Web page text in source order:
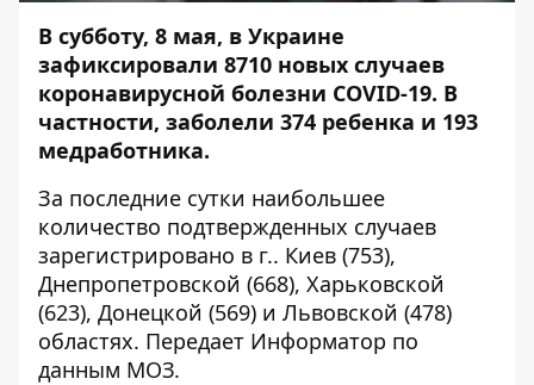
В субботу, 8 мая, в Украине
зафиксировали 8710 новых случаев
коронавирусной болезни COVID-19. В
частности, заболели 374 ребенка и 193
медработника.
За последние сутки наибольшее
количество подтвержденных случаев
зарегистрировано в г.. Киев (753),
Днепропетровской (668), Харьковской
(623), Донецкой (569) и Львовской (478)
областях. Передает Информатор по
данным МОЗ.